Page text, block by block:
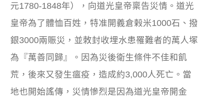
元1780-1848年），向道光皇帝稟告災情。道光
皇帝為了體恤百姓，特准開義倉榖米1000石、撥
銀3000兩賑災，並敇封收埋水患罹難者的萬人塚
為『萬善同歸』。因為災後衛生條件不佳和飢
荒，後來又發生瘟疫，造成約3,000人死亡。當
地也開始謠傳，災情慘烈是因為道光皇帝開金